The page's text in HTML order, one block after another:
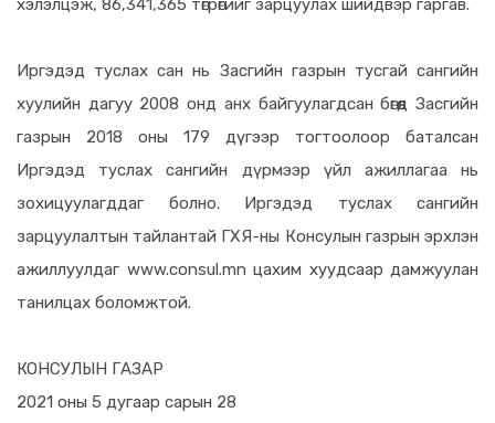
хэлэлцэж, 86,341,365 төгрөгийг зарцуулах шийдвэр гаргав.
Иргэдэд туслах сан нь Засгийн газрын тусгай сангийн
хуулийн дагуу 2008 онд анх байгуулагдсан бөгөөд Засгийн
газрын 2018 оны 179 дүгээр тогтоолоор баталсан
Иргэдэд туслах сангийн дүрмээр үйл ажиллагаа нь
зохицуулагддаг болно. Иргэдэд туслах сангийн
зарцуулалтын тайлантай ГХЯ-ны Консулын газрын эрхлэн
ажиллуулдаг www.consul.mn цахим хуудсаар дамжуулан
танилцах боломжтой.
КОНСУЛЫН ГАЗАР
2021 оны 5 дугаар сарын 28